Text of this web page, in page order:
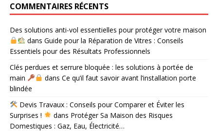
COMMENTAIRES RÉCENTS
Des solutions anti-vol essentielles pour protéger votre maison
dans Guide pour la Réparation de Vitres : Conseils
Essentiels pour des Résultats Professionnels
Clés perdues et serrure bloquée : les solutions à portée de
main
dans Ce qu’il faut savoir avant l’installation porte
blindée
Devis Travaux : Conseils pour Comparer et Éviter les
Surprises !
dans Protéger Sa Maison des Risques
Domestiques : Gaz, Eau, Électricité…